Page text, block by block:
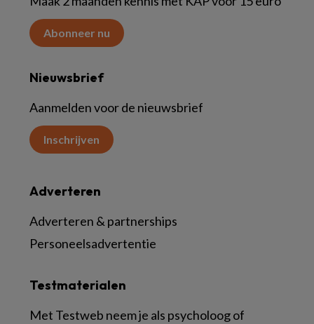
Abonneer nu
Nieuwsbrief
Aanmelden voor de nieuwsbrief
Inschrijven
Testmaterialen
Met Testweb neem je als psycholoog of
Adverteren
Adverteren & partnerships
Personeelsadvertentie